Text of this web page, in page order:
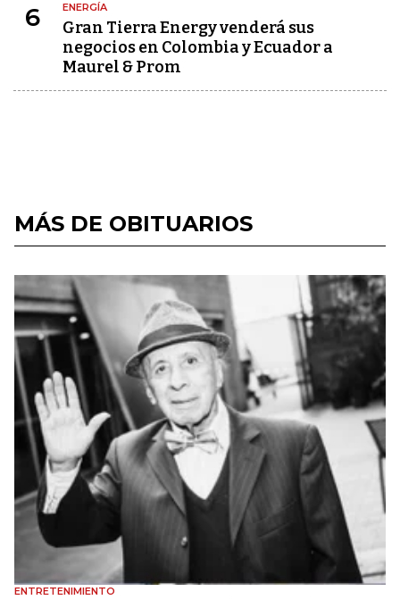
6 ENERGÍA
Gran Tierra Energy venderá sus
negocios en Colombia y Ecuador a
Maurel & Prom
MÁS DE OBITUARIOS
ENTRETENIMIENTO